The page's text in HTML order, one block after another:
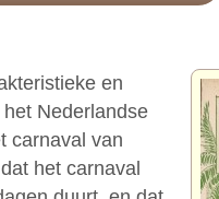
en
Nederlandse
carnaval van
het carnaval